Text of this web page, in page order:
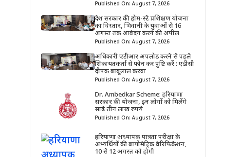
Published On: August 7, 2026
देश सरकार की होम-स्टे प्रशिक्षण योजना
का विस्तार, भिवानी के युवाओं से 16
अगस्त तक आवेदन करने की अपील
Published On: August 7, 2026
अधिकारी एटीआर अपलोड करने से पहले
शिकायतकर्ता से फोन कर पुष्टि करें : एडीसी
दीपक बाबूलाल करवा
Published On: August 7, 2026
Dr. Ambedkar Scheme: हरियाणा
सरकार की योजना, इन लोगों को मिलेंगे
साढ़े तीन लाख रुपये
Published On: August 7, 2026
हरियाणा अध्यापक पात्रता परीक्षा के
अभ्यर्थियों की बायोमेट्रिक वेरिफिकेशन,
10 से 12 अगस्त को होगी